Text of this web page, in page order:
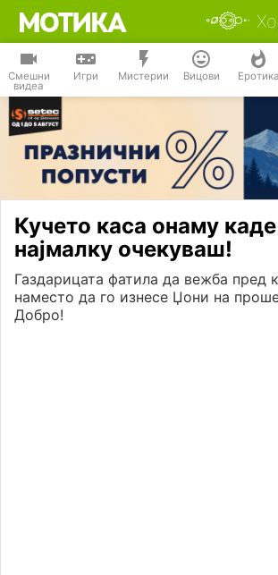
Смешни
видеа
Игри Мистерии Вицови Еротика
Кучето каса онаму
најмалку очекуваш!
Газдарицата фатила да вежба пред
наместо да го изнесе Џони на
Добро!